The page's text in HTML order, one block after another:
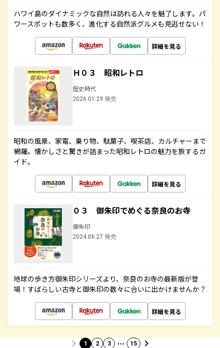
ハワイ島のダイナミックな自然は訪れる人々を魅了します。パ
ワースポットも数多く、進化する自然派グルメも見逃せない！
詳細を見る
Ｈ０３ 昭和レトロ
歴史時代
2026.01.29 発売
昭和の風景、家電、乗り物、駄菓子、喫茶店、カルチャーまで
網羅。懐かしさと驚きが詰まった昭和レトロの魅力を旅するガ
イド。
詳細を見る
０３ 御朱印でめぐる奈良のお寺
御朱印
2024.06.27 発売
地球の歩き方御朱印シリーズより、奈良のお寺の最新版が登
場！すばらしい古寺と御朱印の数々に合いに出かけませんか？
詳細を見る
1 2 3 … 15